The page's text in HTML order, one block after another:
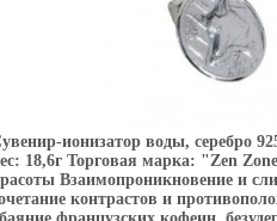
ионизатор воды, серебро
18,6г Торговая марка: "Zen
Взаимопроникновение и
контрастов и